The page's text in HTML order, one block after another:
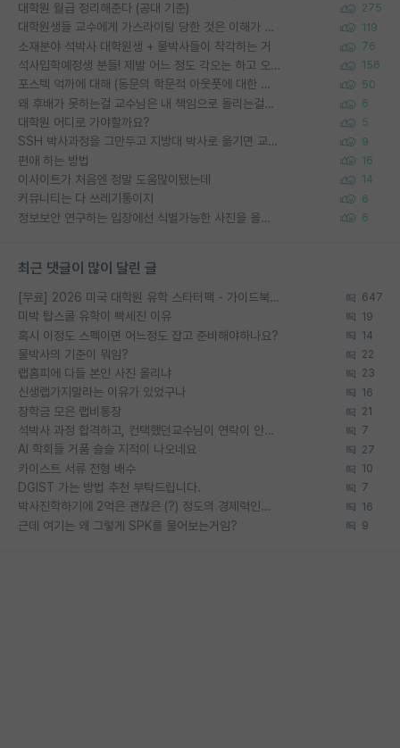
대학원 월급 정리해준다 (공대 기준) 275
대학원생들 교수에게 가스라이팅 당한 것은 이해가 갑니다. 안타깝네요. 119
소재분야 석박사 대학원생 + 물박사들이 착각하는 거 76
석사입학예정생 분들! 제발 어느 정도 각오는 하고 오세요. 156
포스텍 억까에 대해 (동문의 학문적 아웃풋에 대한 반박) 50
왜 후배가 못하는걸 교수님은 내 책임으로 돌리는걸까요? 6
대학원 어디로 가야할까요? 5
SSH 박사과정을 그만두고 지방대 박사로 옮기면 교수의 꿈은 끝일까요? 9
편애 하는 방법 16
이사이트가 처음엔 정말 도움많이됐는데 14
커뮤니티는 다 쓰레기통이지 6
정보보안 연구하는 입장에선 식별가능한 사진을 올리는건 비추이긴함 6
최근 댓글이 많이 달린 글
[무료] 2026 미국 대학원 유학 스타터팩 - 가이드북 & 합격자 컨택메일 템플릿 647
미박 탑스쿨 유학이 빡세진 이유 19
혹시 이정도 스펙이면 어느정도 잡고 준비해야하나요? 14
물박사의 기준이 뭐임? 22
랩홈피에 다들 본인 사진 올리냐 23
신생랩가지말라는 이유가 있었구나 16
장학금 모은 랩비통장 21
석박사 과정 합격하고, 컨택했던교수님이 연락이 안됩니다... 7
AI 학회들 거품 슬슬 지적이 나오네요 27
카이스트 서류 전형 배수 10
DGIST 가는 방법 추천 부탁드립니다. 7
박사진학하기에 2억은 괜찮은 (?) 정도의 경제력인가요 16
근데 여기는 왜 그렇게 SPK를 물어보는거임? 9